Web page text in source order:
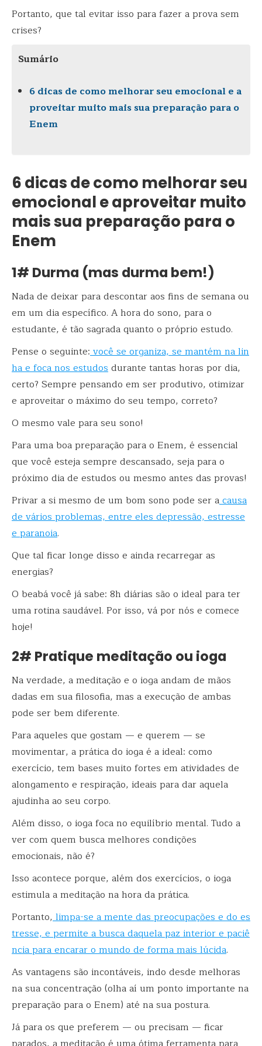
Portanto, que tal evitar isso para fazer a prova sem
crises?
Sumário
6 dicas de como melhorar seu emocional e a
proveitar muito mais sua preparação para o
Enem
6 dicas de como melhorar seu
emocional e aproveitar muito
mais sua preparação para o
Enem
1# Durma (mas durma bem!)
Nada de deixar para descontar aos fins de semana ou
em um dia específico. A hora do sono, para o
estudante, é tão sagrada quanto o próprio estudo.
Pense o seguinte: você se organiza, se mantém na lin
ha e foca nos estudosdurante tantas horas por dia,
certo? Sempre pensando em ser produtivo, otimizar
e aproveitar o máximo do seu tempo, correto?
O mesmo vale para seu sono!
Para uma boa preparação para o Enem, é essencial
que você esteja sempre descansado, seja para o
próximo dia de estudos ou mesmo antes das provas!
Privar a si mesmo de um bom sono pode ser acausa
de vários problemas, entre eles depressão, estresse
e paranoia.
Que tal ficar longe disso e ainda recarregar as
energias?
O beabá você já sabe: 8h diárias são o ideal para ter
uma rotina saudável. Por isso, vá por nós e comece
hoje!
2# Pratique meditação ou ioga
Na verdade, a meditação e o ioga andam de mãos
dadas em sua filosofia, mas a execução de ambas
pode ser bem diferente.
Para aqueles que gostam — e querem — se
movimentar, a prática do ioga é a ideal: como
exercício, tem bases muito fortes em atividades de
alongamento e respiração, ideais para dar aquela
ajudinha ao seu corpo.
Além disso, o ioga foca no equilíbrio mental. Tudo a
ver com quem busca melhores condições
emocionais, não é?
Isso acontece porque, além dos exercícios, o ioga
estimula a meditação na hora da prática.
Portanto, limpa-se a mente das preocupações e do es
tresse, e permite a busca daquela paz interior e paciê
ncia para encarar o mundo de forma mais lúcida.
As vantagens são incontáveis, indo desde melhoras
na sua concentração (olha aí um ponto importante na
preparação para o Enem) até na sua postura.
Já para os que preferem — ou precisam — ficar